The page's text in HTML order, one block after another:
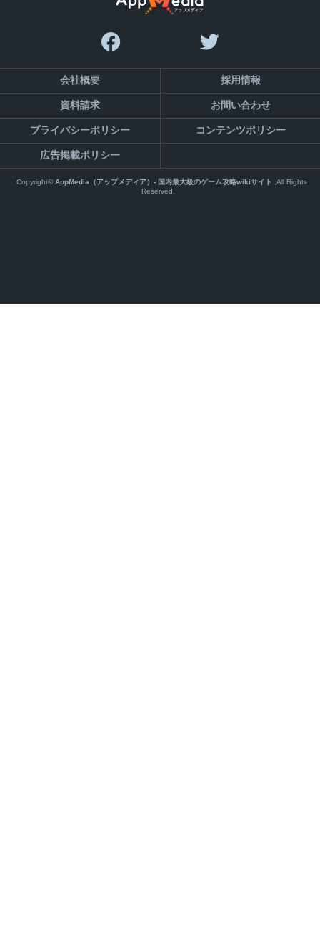
会社概要 採用情報
資料請求 お問い合わせ
プライバシーポリシー コンテンツポリシー
広告掲載ポリシー
Copyright©AppMedia（アップメディア）- 国内最大級のゲーム攻略wikiサイト ,All Rights
Reserved.